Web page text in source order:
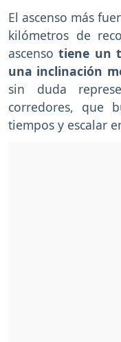
El ascenso más
kilómetros de
ascensotiene un
una inclinación
sin duda
corredores, que
tiempos y escalar